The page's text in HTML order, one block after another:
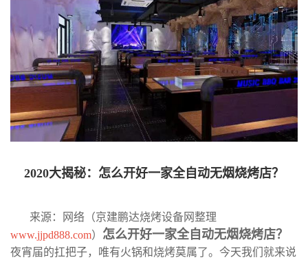
2020大揭秘：怎么开好一家全自动无烟烧烤店？
来源：网络（京建鹏达烧烤设备网整理
www.jjpd888.com） 怎么开好一家全自动无烟烧烤店？
夜宵届的扛把子，唯有火锅和烧烤莫属了。今天我们就来说